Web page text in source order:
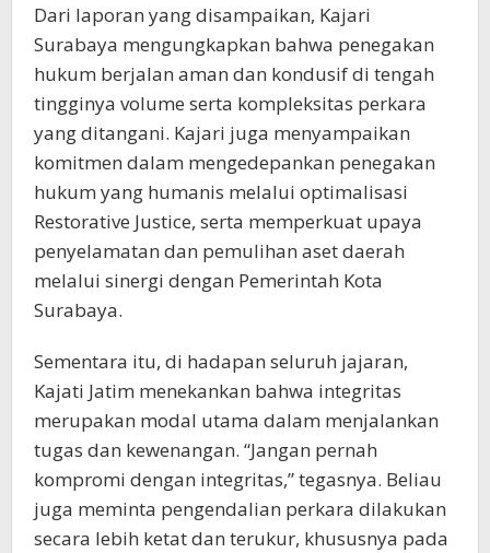
Dari laporan yang disampaikan, Kajari
Surabaya mengungkapkan bahwa penegakan
hukum berjalan aman dan kondusif di tengah
tingginya volume serta kompleksitas perkara
yang ditangani. Kajari juga menyampaikan
komitmen dalam mengedepankan penegakan
hukum yang humanis melalui optimalisasi
Restorative Justice, serta memperkuat upaya
penyelamatan dan pemulihan aset daerah
melalui sinergi dengan Pemerintah Kota
Surabaya.
Sementara itu, di hadapan seluruh jajaran,
Kajati Jatim menekankan bahwa integritas
merupakan modal utama dalam menjalankan
tugas dan kewenangan. “Jangan pernah
kompromi dengan integritas,” tegasnya. Beliau
juga meminta pengendalian perkara dilakukan
secara lebih ketat dan terukur, khususnya pada